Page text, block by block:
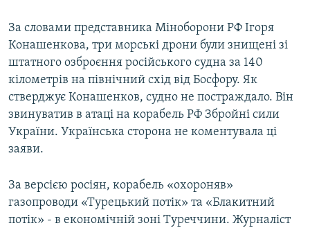
За словами представника Міноборони РФ Ігоря
Конашенкова, три морські дрони були знищені зі
штатного озброєння російського судна за 140
кілометрів на північний схід від Босфору. Як
стверджує Конашенков, судно не постраждало. Він
звинуватив в атаці на корабель РФ Збройні сили
України. Українська сторона не коментувала ці
заяви.
За версією росіян, корабель «охороняв»
газопроводи «Турецький потік» та «Блакитний
потік» - в економічній зоні Туреччини. Журналіст